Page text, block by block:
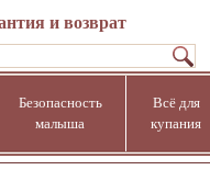
и возврат
Безопасность
малыша
Всё для
купания